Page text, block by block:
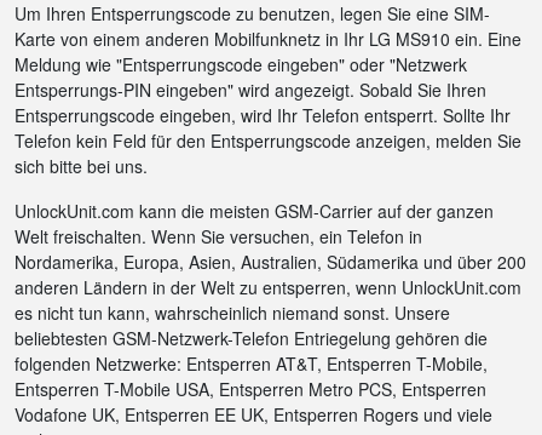
Um Ihren Entsperrungscode zu benutzen, legen Sie eine SIM-
Karte von einem anderen Mobilfunknetz in Ihr LG MS910 ein. Eine
Meldung wie "Entsperrungscode eingeben" oder "Netzwerk
Entsperrungs-PIN eingeben" wird angezeigt. Sobald Sie Ihren
Entsperrungscode eingeben, wird Ihr Telefon entsperrt. Sollte Ihr
Telefon kein Feld für den Entsperrungscode anzeigen, melden Sie
sich bitte bei uns.
UnlockUnit.com kann die meisten GSM-Carrier auf der ganzen
Welt freischalten. Wenn Sie versuchen, ein Telefon in
Nordamerika, Europa, Asien, Australien, Südamerika und über 200
anderen Ländern in der Welt zu entsperren, wenn UnlockUnit.com
es nicht tun kann, wahrscheinlich niemand sonst. Unsere
beliebtesten GSM-Netzwerk-Telefon Entriegelung gehören die
folgenden Netzwerke: Entsperren AT&T, Entsperren T-Mobile,
Entsperren T-Mobile USA, Entsperren Metro PCS, Entsperren
Vodafone UK, Entsperren EE UK, Entsperren Rogers und viele